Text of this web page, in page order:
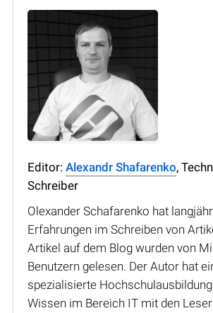
Editor: Alexandr Shafarenko,
Schreiber
Olexander Schafarenko hat
Erfahrungen im Schreiben von
Artikel auf dem Blog wurden von
Benutzern gelesen. Der Autor hat
spezialisierte
Wissen im Bereich IT mit den